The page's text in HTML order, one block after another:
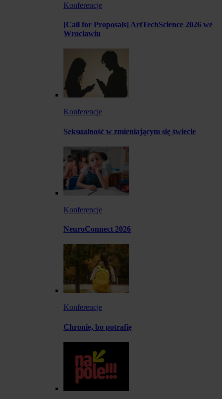
Konferencje
[Call for Proposals] ArtTechScience 2026 we
Wrocławiu
Konferencje
Seksualność w zmieniającym się świecie
Konferencje
NeuroConnect 2026
Konferencje
Chronię, bo potrafię